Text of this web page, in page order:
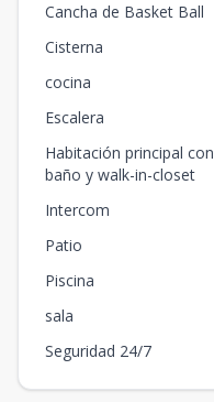
Cancha de Basket Ball
Cisterna
cocina
Escalera
Habitación principal con
baño y walk-in-closet
Intercom
Patio
Piscina
sala
Seguridad 24/7